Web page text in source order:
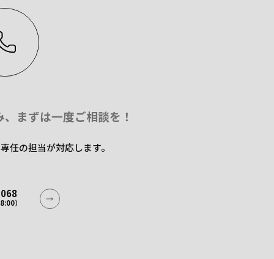
まずは一度ご相談を！
任の担当が対応します。
）